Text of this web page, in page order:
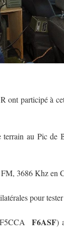
participé à
terrain au Pic
3686 Khz en
pour
F6ASF)